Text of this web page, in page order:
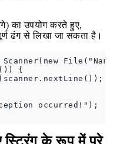
का उपयोग करते हुए,
ढंग से लिखा जा सकता है।
Scanner(new
{
occurred!");